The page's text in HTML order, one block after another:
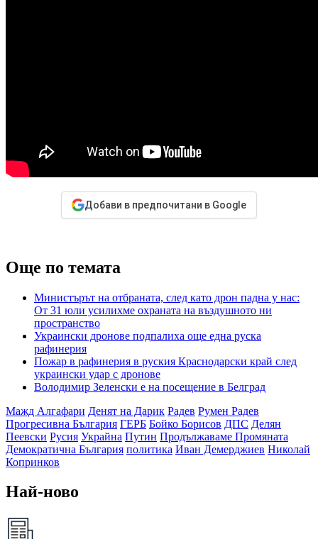
Добави в предпочитани в Google
Още по темата
Министърът на отбраната, след като дрон падна у нас:
От 31 юли усилихме охраната на въздушното ни
пространство
Украински дронове подпалиха още една руска
рафинерия
Пожар в рафинерия в руския Краснодарски край след
украински удар с дронове
Володимир Зеленски е на посещение в Белград
Мажд Алгафари Денят на Дарик Радев Румен Радев
Прогресивна България ГЕРБ Бойко Борисов ДПС Делян
Пеевски Русия Украйна Путин Продължаваме Промяната
Демократична България политика Иван Демерджиев Николай
Копринков
Най-ново